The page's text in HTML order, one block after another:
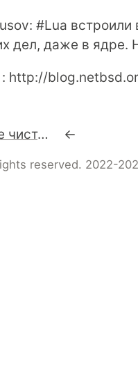
#Lua встроили
дел, даже в ядре.
http://
Gmail Soap / Самое чистое мыло - http://juliasegal.tumblr.com/post/2788927364 (via http://ff.im/wAWeH) ←
reserved. 2022-